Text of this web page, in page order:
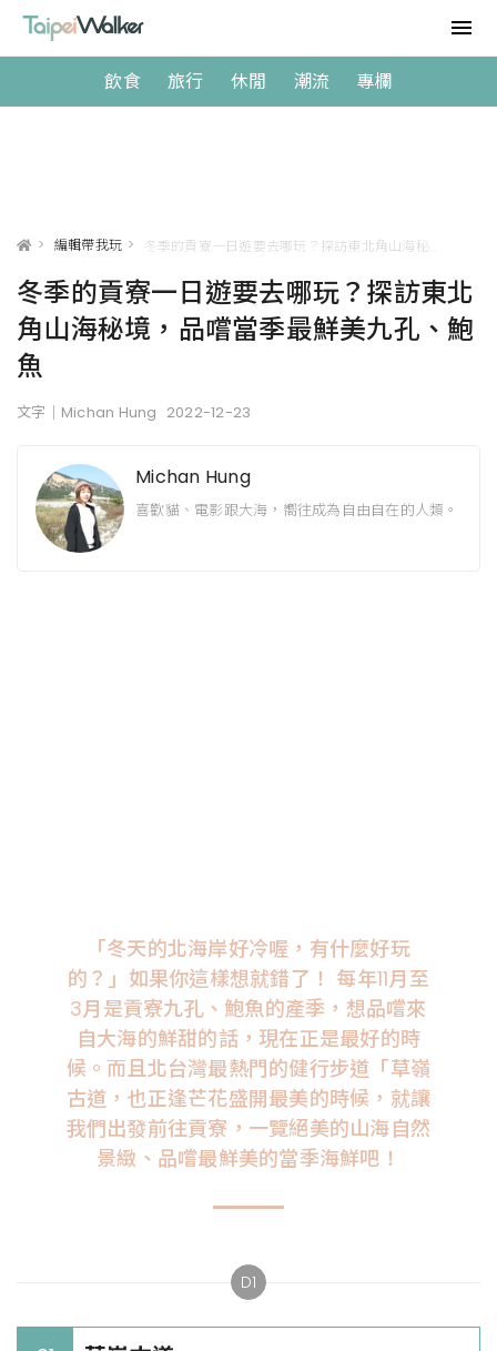
飲食 旅行 休閒 潮流 專欄
> 編輯帶我玩 >
冬季的貢寮一日遊要去哪玩？探訪東北
角山海秘境，品嚐當季最鮮美九孔、鮑
魚
文字｜Michan Hung 2022-12-23
Michan Hung
喜歡貓、電影跟大海，嚮往成為自由自在的人類。
「冬天的北海岸好冷喔，有什麼好玩
的？」如果你這樣想就錯了！ 每年11月至
3月是貢寮九孔、鮑魚的產季，想品嚐來
自大海的鮮甜的話，現在正是最好的時
候。而且北台灣最熱門的健行步道「草嶺
古道，也正逢芒花盛開最美的時候，就讓
我們出發前往貢寮，一覽絕美的山海自然
景緻、品嚐最鮮美的當季海鮮吧！
D1